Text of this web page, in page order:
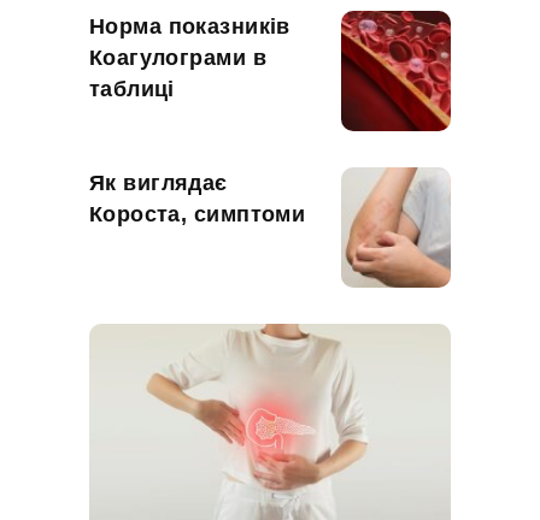
Норма показників
Коагулограми в
таблиці
Як виглядає
Короста, симптоми